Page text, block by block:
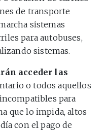
de transporte
sistemas
para autobuses,
sistemas.
acceder las
o todos aquellos
para
que lo impida, altos
con el pago de